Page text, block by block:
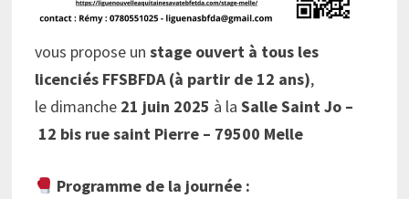
vous propose un stage ouvert à tous les
licenciés FFSBFDA (à partir de 12 ans),
le dimanche21 juin 2025 à la Salle Saint Jo –
12 bis rue saint Pierre – 79500 Melle
Programme de la journée :